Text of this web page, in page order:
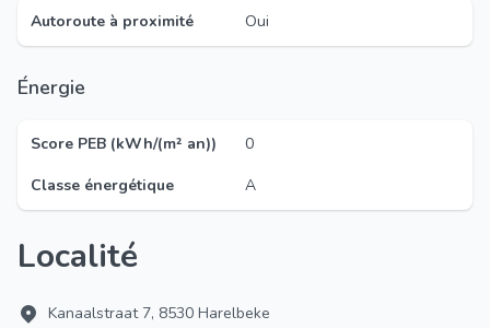
Autoroute à proximité Oui
Énergie
Score PEB (kWh/(m² an))
0
Classe énergétique
A
Localité
Kanaalstraat 7, 8530 Harelbeke